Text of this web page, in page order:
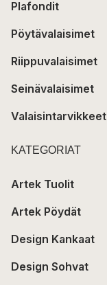
Plafondit
Pöytävalaisimet
Riippuvalaisimet
Seinävalaisimet
Valaisintarvikkeet
KATEGORIAT
Artek Tuolit
Artek Pöydät
Design Kankaat
Design Sohvat